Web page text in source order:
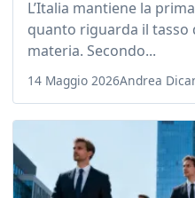
L’Italia mantiene la
quanto riguarda il tasso
materia. Secondo...
14 Maggio 2026Andrea